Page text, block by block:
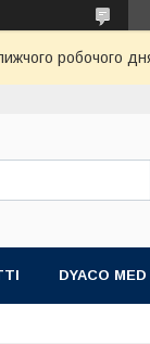
робочого
DYACO MED